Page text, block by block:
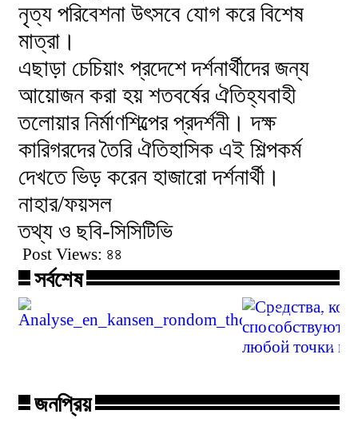
নৃত্য পরিবেশনা উৎসবে যোগ করে বিশেষ
মাত্রা।
এছাড়া চেচিয়াং প্রদেশে দর্শনার্থীদের জন্য
আয়োজন করা হয় শতবর্ষের ঐতিহ্যবাহী
তলোয়ার নির্মাণশিল্পের প্রদর্শনী। দক্ষ
কারিগরদের তৈরি ঐতিহাসিক এই শিল্পকর্ম
দেখতে ভিড় করেন হাজারো দর্শনার্থী।
নাহার/ফয়সল
তথ্য ও ছবি-সিসিটিভি
Post Views: ৪৪
সর্বশেষ
Средства,
точки мира
জনপ্রিয়